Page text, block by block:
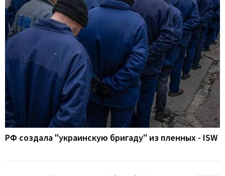
РФ создала "украинскую бригаду" из пленных - ISW